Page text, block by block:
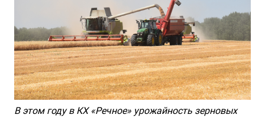
В этом году в КХ «Речное» урожайность зерновых